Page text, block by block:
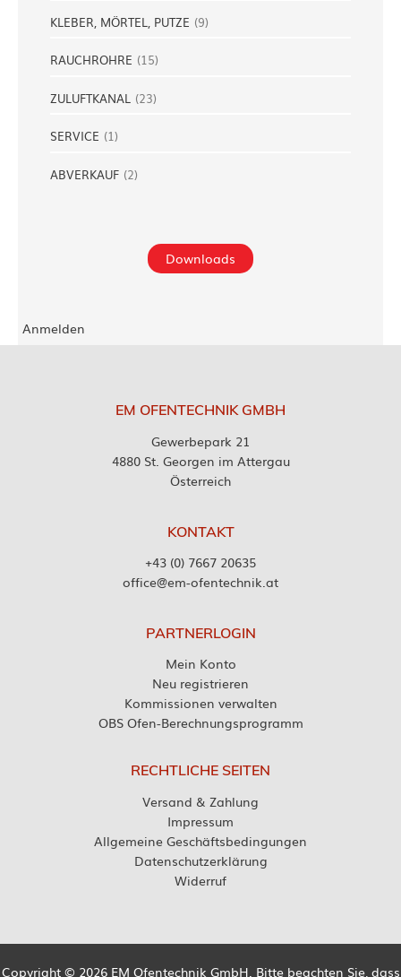
KLEBER, MÖRTEL, PUTZE (9)
RAUCHROHRE (15)
ZULUFTKANAL (23)
SERVICE (1)
ABVERKAUF (2)
Downloads
Anmelden
EM OFENTECHNIK GMBH
Gewerbepark 21
4880 St. Georgen im Attergau
Österreich
KONTAKT
+43 (0) 7667 20635
office@em-ofentechnik.at
PARTNERLOGIN
Mein Konto
Neu registrieren
Kommissionen verwalten
OBS Ofen-Berechnungsprogramm
RECHTLICHE SEITEN
Versand & Zahlung
Impressum
Allgemeine Geschäftsbedingungen
Datenschutzerklärung
Widerruf
Copyright © 2026 EM Ofentechnik GmbH. Bitte beachten Sie, dass